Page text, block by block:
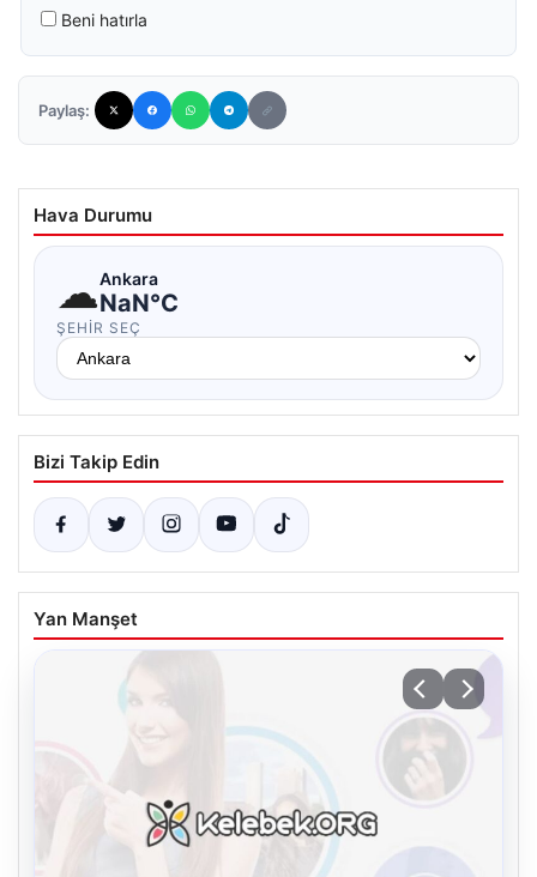
Beni hatırla
Paylaş:
Hava Durumu
☁Ankara
NaN°C
ŞEHIR SEÇ
Bizi Takip Edin
Yan Manşet